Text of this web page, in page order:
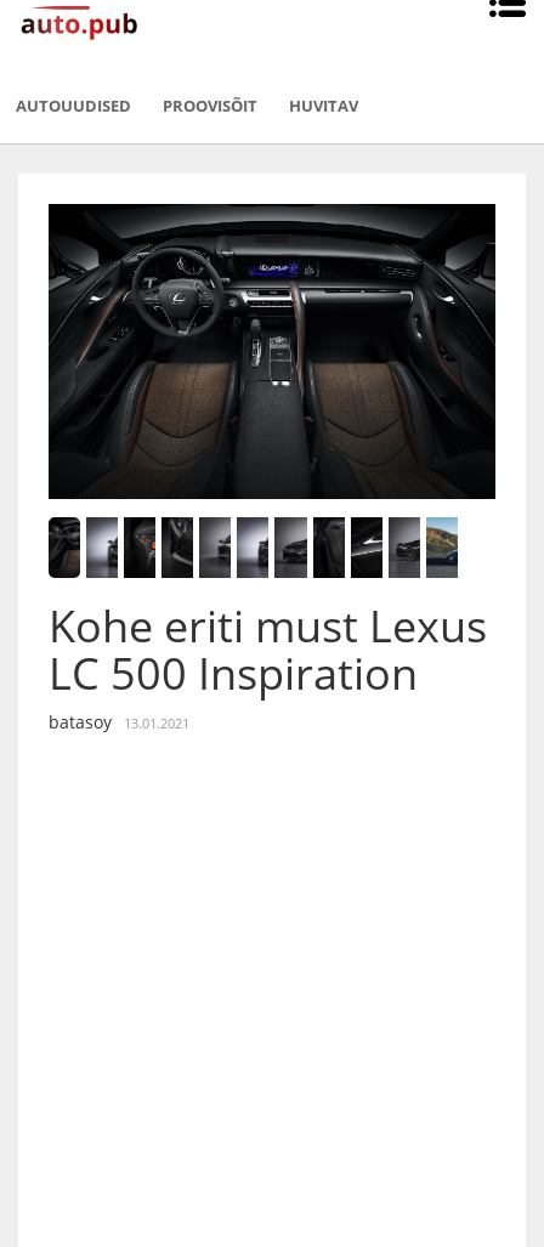
AUTOUUDISED PROOVISÕIT HUVITAV
Kohe eriti must Lexus
LC 500 Inspiration
batasoy 13.01.2021